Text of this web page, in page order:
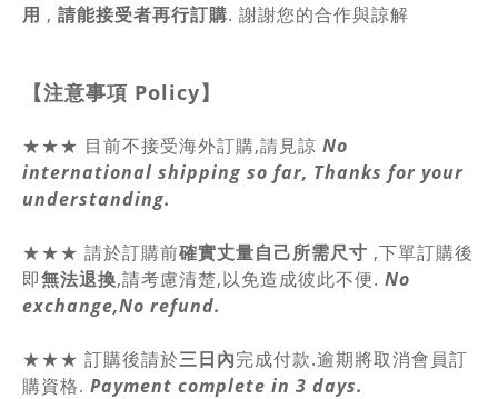
用 , 請能接受者再行訂購. 謝謝您的合作與諒解
【注意事項 Policy】
★★★ 目前不接受海外訂購,請見諒 No
international shipping so far, Thanks for your
understanding.
★★★ 請於訂購前確實丈量自己所需尺寸 ,下單訂購後
即無法退換,請考慮清楚,以免造成彼此不便. No
exchange,No refund.
★★★ 訂購後請於三日內完成付款.逾期將取消會員訂
購資格. Payment complete in 3 days.